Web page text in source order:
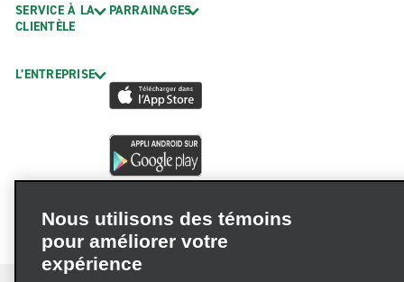
SERVICE À LA
CLIENTÈLE
L’ENTREPRISE
PARRAINAGES
Nous utilisons des témoins
pour améliorer votre
expérience